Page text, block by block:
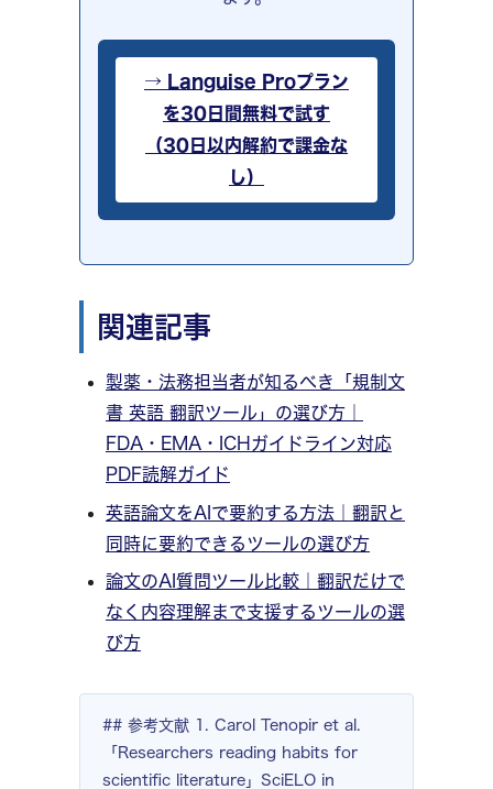
→ Languise Proプラン
を30日間無料で試す
（30日以内解約で課金な
し）
関連記事
製薬・法務担当者が知るべき「規制文
書 英語 翻訳ツール」の選び方｜
FDA・EMA・ICHガイドライン対応
PDF読解ガイド
英語論文をAIで要約する方法｜翻訳と
同時に要約できるツールの選び方
論文のAI質問ツール比較｜翻訳だけで
なく内容理解まで支援するツールの選
び方
## 参考文献 1. Carol Tenopir et al.
「Researchers reading habits for
scientific literature」SciELO in